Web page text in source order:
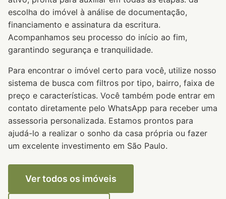
escolha do imóvel à análise de documentação,
financiamento e assinatura da escritura.
Acompanhamos seu processo do início ao fim,
garantindo segurança e tranquilidade.
Para encontrar o imóvel certo para você, utilize nosso
sistema de busca com filtros por tipo, bairro, faixa de
preço e características. Você também pode entrar em
contato diretamente pelo WhatsApp para receber uma
assessoria personalizada. Estamos prontos para
ajudá-lo a realizar o sonho da casa própria ou fazer
um excelente investimento em São Paulo.
Ver todos os imóveis